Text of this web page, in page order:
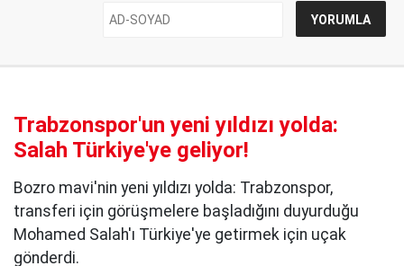
Trabzonspor'un yeni yıldızı yolda:
Salah Türkiye'ye geliyor!
Bozro mavi'nin yeni yıldızı yolda: Trabzonspor,
transferi için görüşmelere başladığını duyurduğu
Mohamed Salah'ı Türkiye'ye getirmek için uçak
gönderdi.